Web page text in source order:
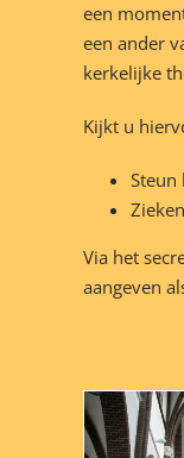
een
een ander
kerkelijke
Kijkt u
Via het
aangeven